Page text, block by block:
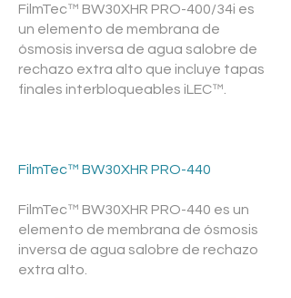
FilmTec™ BW30XHR PRO-400/34i es
un elemento de membrana de
ósmosis inversa de agua salobre de
rechazo extra alto que incluye tapas
finales interbloqueables iLEC™.
FilmTec™ BW30XHR PRO-440
FilmTec™ BW30XHR PRO-440 es un
elemento de membrana de ósmosis
inversa de agua salobre de rechazo
extra alto.